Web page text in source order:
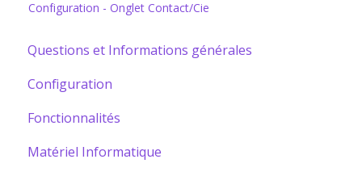
Configuration - Onglet Contact/Cie
Questions et Informations générales
Configuration
Fonctionnalités
Matériel Informatique